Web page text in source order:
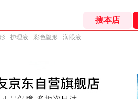
护理液 彩色隐形 润眼液